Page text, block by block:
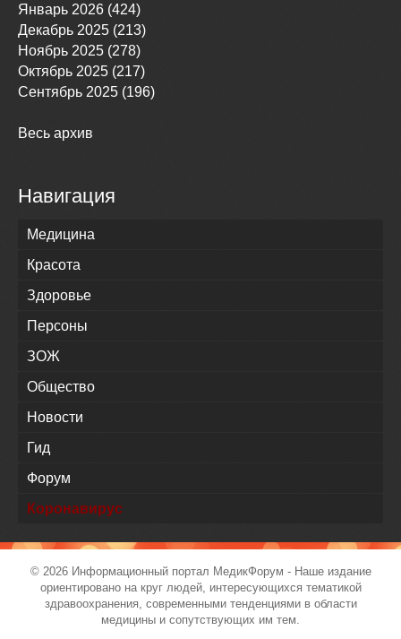
Январь 2026 (424)
Декабрь 2025 (213)
Ноябрь 2025 (278)
Октябрь 2025 (217)
Сентябрь 2025 (196)
Весь архив
Навигация
Медицина
Красота
Здоровье
Персоны
ЗОЖ
Общество
Новости
Гид
Форум
Коронавирус
© 2026 Информационный портал МедикФорум - Наше издание
ориентировано на круг людей, интересующихся тематикой
здравоохранения, современными тенденциями в области
медицины и сопутствующих им тем.